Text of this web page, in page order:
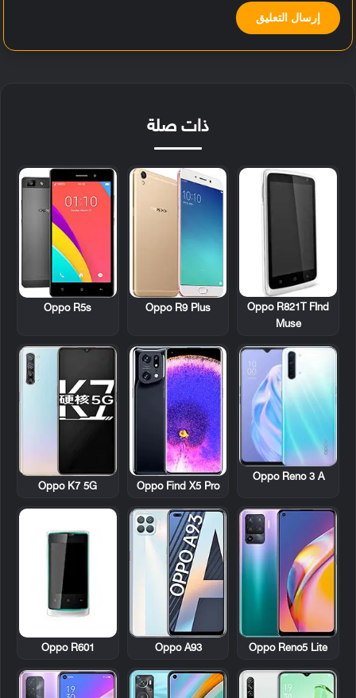
ذات صلة
Oppo R821T FInd
Muse
Oppo R9 Plus
Oppo R5s
Oppo Reno 3 A
Oppo Find X5 Pro
Oppo K7 5G
Oppo Reno5 Lite
Oppo A93
Oppo R601